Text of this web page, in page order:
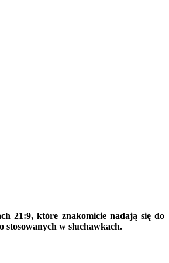
21:9, które znakomicie nadają się do
w słuchawkach.